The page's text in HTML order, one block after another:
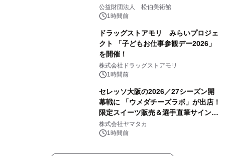
公益財団法人 松伯美術館
1時間前
ドラッグストアモリ みらいプロジェ
クト 「子どもお仕事参観デー2026」
を開催！
株式会社ドラッグストアモリ
1時間前
セレッソ大阪の2026／27シーズン開
幕戦に 「ウメダチーズラボ」が出店！
限定スイーツ販売＆選手直筆サイング
ッズが当たる抽選会を 8月8日に開催
株式会社ヤマタカ
1時間前